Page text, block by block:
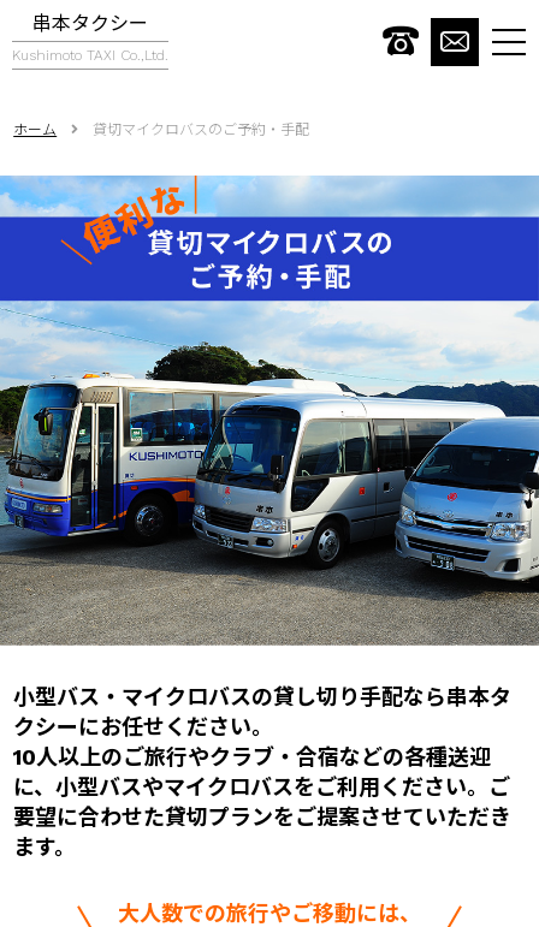
串本タクシー
Kushimoto TAXI Co.,Ltd.
ホーム 貸切マイクロバスのご予約・手配
小型バス・マイクロバスの貸し切り手配なら串本タ
クシーにお任せください。
10人以上のご旅行やクラブ・合宿などの各種送迎
に、小型バスやマイクロバスをご利用ください。 ご
要望に合わせた貸切プランをご提案させていただき
ます。
大人数での旅行やご移動には、